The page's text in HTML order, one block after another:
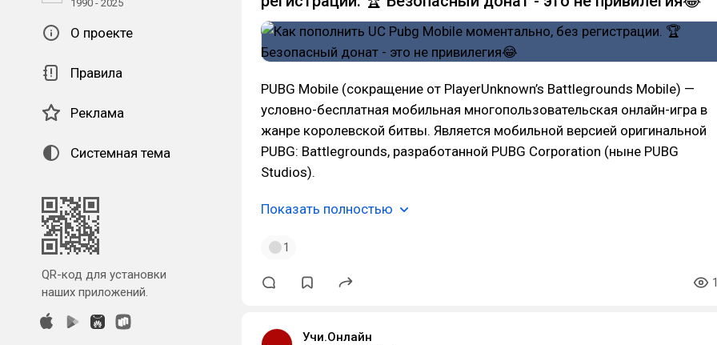
1990 - 2025
О проекте
Правила
Реклама
Системная тема
QR-код для установки
наших приложений.
PUBG Mobile (сокращение от PlayerUnknown’s Battlegrounds Mobile) —
условно-бесплатная мобильная многопользовательская онлайн-игра в
жанре королевской битвы. Является мобильной версией оригинальной
PUBG: Battlegrounds, разработанной PUBG Corporation (ныне PUBG
Studios).
Показать полностью
1
Учи.Онлайн